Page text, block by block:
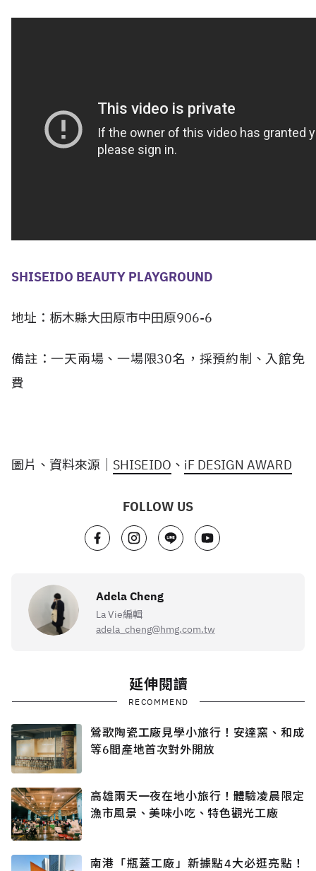
SHISEIDO BEAUTY PLAYGROUND
地址：栃木縣大田原市中田原906-6
備註：一天兩場、一場限30名，採預約制、入館免
費
圖片、資料來源｜ SHISEIDO 、 iF DESIGN AWARD
FOLLOW US
Adela Cheng
La Vie編輯
adela_cheng@hmg.com.tw
延伸閱讀
RECOMMEND
鶯歌陶瓷工廠見學小旅行！安達窯、和成
等6間產地首次對外開放
高雄兩天一夜在地小旅行！體驗凌晨限定
漁市風景、美味小吃、特色觀光工廠
南港「瓶蓋工廠」新據點4大必逛亮點！